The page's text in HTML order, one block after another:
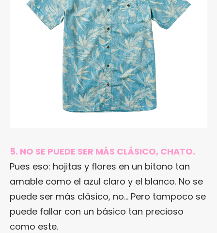
5. NO SE PUEDE SER MÁS CLÁSICO, CHATO.
Pues eso: hojitas y flores en un bitono tan
amable como el azul claro y el blanco. No se
puede ser más clásico, no… Pero tampoco se
puede fallar con un básico tan precioso
como este.